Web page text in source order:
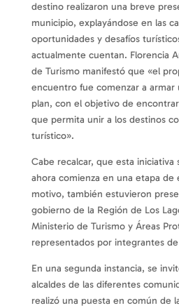
destino realizaron una breve
municipio, explayándose en las
oportunidades y desafíos
actualmente cuentan. Florencia
de Turismo manifestó que «el
encuentro fue comenzar a armar
plan, con el objetivo de
que permita unir a los destinos
turístico».
Cabe recalcar, que esta iniciativa
ahora comienza en una etapa de
motivo, también estuvieron
gobierno de la Región de Los
Ministerio de Turismo y Áreas
representados por integrantes
En una segunda instancia, se
alcaldes de las diferentes
realizó una puesta en común de